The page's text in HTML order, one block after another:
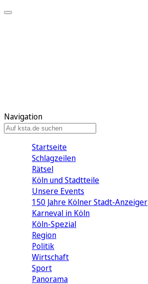
Navigation
Startseite
Schlagzeilen
Rätsel
Köln und Stadtteile
Unsere Events
150 Jahre Kölner Stadt-Anzeiger
Karneval in Köln
Köln-Spezial
Region
Politik
Wirtschaft
Sport
Panorama